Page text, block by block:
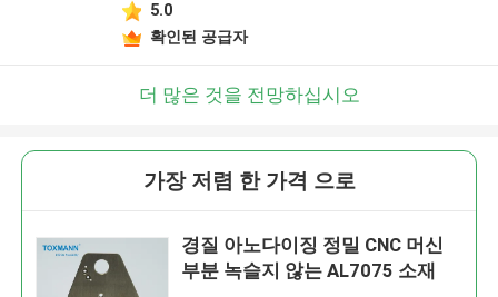
5.0
확인된 공급자
더 많은 것을 전망하십시오
가장 저렴 한 가격 으로
경질 아노다이징 정밀 CNC 머신
부분 녹슬지 않는 AL7075 소재